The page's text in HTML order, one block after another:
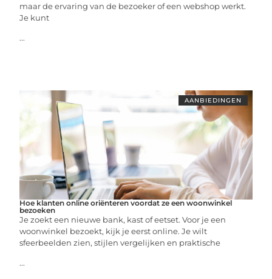
maar de ervaring van de bezoeker of een webshop werkt.
Je kunt
...
AANBIEDINGEN
Hoe klanten online oriënteren voordat ze een woonwinkel
bezoeken
Je zoekt een nieuwe bank, kast of eetset. Voor je een
woonwinkel bezoekt, kijk je eerst online. Je wilt
sfeerbeelden zien, stijlen vergelijken en praktische
...